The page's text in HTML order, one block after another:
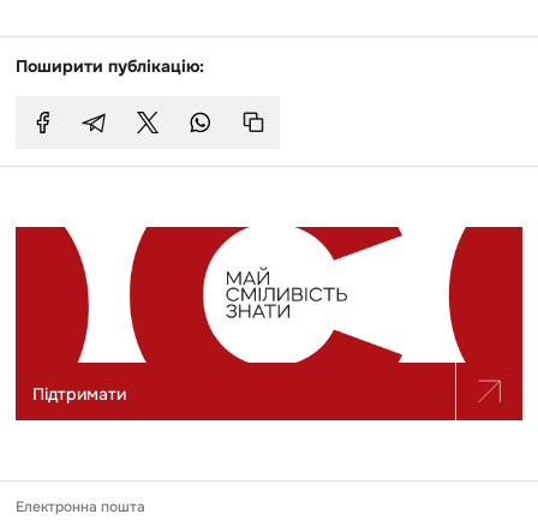
Поширити публікацію:
Підтримати
Електронна пошта